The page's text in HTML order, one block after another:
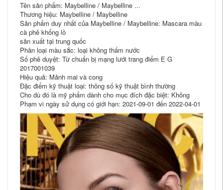
Tên sản phẩm: Maybelline / Maybelline ...
Thương hiệu: Maybelline / Maybelline
Sản phẩm duy nhất của Maybelline / Maybelline: Mascara màu
cà phê khổng lồ
sản xuất tại trung quốc
Phân loại màu sắc: loại không thấm nước
Số phê duyệt: Từ chuẩn bị mạng lưới trang điểm E G
2017001039
Hiệu quả: Mảnh mai và cong
Đặc điểm kỹ thuật loại: thông số kỹ thuật bình thường
Cho dù đó là mỹ phẩm dành cho mục đích đặc biệt: Không
Phạm vi ngày sử dụng có giới hạn: 2021-09-01 đến 2022-04-01